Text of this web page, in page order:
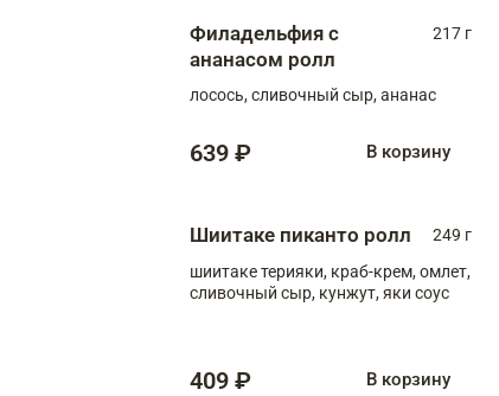
Филадельфия с
ананасом ролл
217 г
лосось, сливочный сыр, ананас
639 ₽ В корзину
Шиитаке пиканто ролл
249 г
шиитаке терияки, краб-крем, омлет,
сливочный сыр, кунжут, яки соус
409 ₽ В корзину